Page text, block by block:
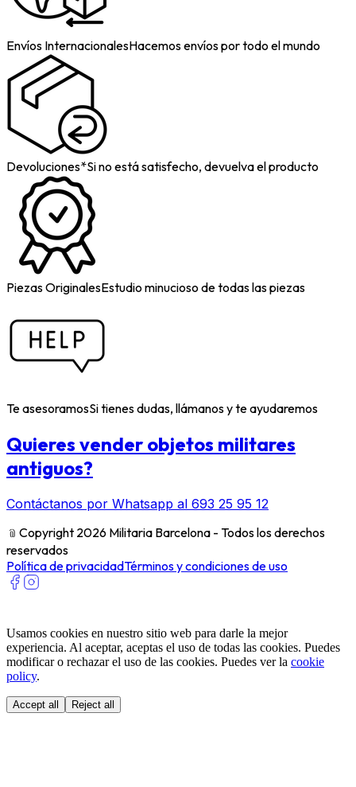
Envíos InternacionalesHacemos envíos por todo el mundo
Devoluciones*Si no está satisfecho, devuelva el producto
Piezas OriginalesEstudio minucioso de todas las piezas
Te asesoramosSi tienes dudas, llámanos y te ayudaremos
Quieres vender objetos militares
antiguos?
Contáctanos por Whatsapp al 693 25 95 12
﹫ Copyright 2026 Militaria Barcelona - Todos los derechos
reservados
Política de privacidadTérminos y condiciones de uso
Usamos cookies en nuestro sitio web para darle la mejor
experiencia. Al aceptar, aceptas el uso de todas las cookies. Puedes
modificar o rechazar el uso de las cookies. Puedes ver la cookie
policy.
Accept all Reject all